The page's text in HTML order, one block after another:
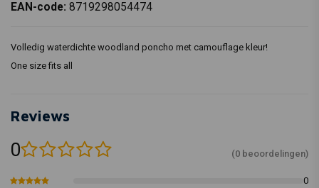
EAN-code: 8719298054474
Volledig waterdichte woodland poncho met camouflage kleur!
One size fits all
Reviews
0 (0 beoordelingen)
0